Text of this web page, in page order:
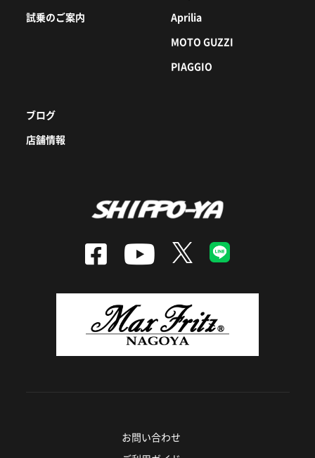
試乗のご案内
Aprilia
MOTO GUZZI
PIAGGIO
ブログ
店舗情報
お問い合わせ